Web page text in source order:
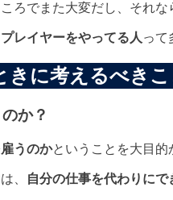
ろでまた大変だし、それ
レイヤーをやってる人 って
きに考えるべきこ
か？
うのかということを大目的
、 自分の仕事を代わりにで